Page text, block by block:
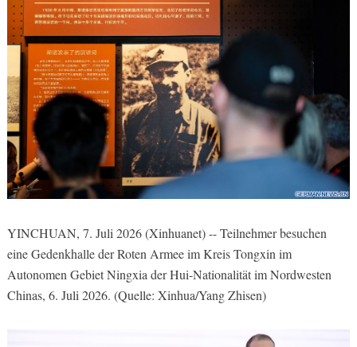
YINCHUAN, 7. Juli 2026 (Xinhuanet) -- Teilnehmer besuchen
eine Gedenkhalle der Roten Armee im Kreis Tongxin im
Autonomen Gebiet Ningxia der Hui-Nationalität im Nordwesten
Chinas, 6. Juli 2026. (Quelle: Xinhua/Yang Zhisen)